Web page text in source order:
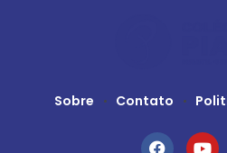
Sobre Contato